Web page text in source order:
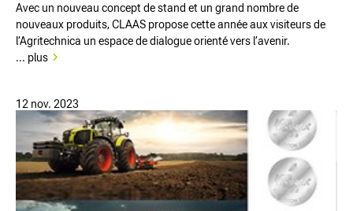
Avec un nouveau concept de stand et un grand nombre de
nouveaux produits, CLAAS propose cette année aux visiteurs de
l’Agritechnica un espace de dialogue orienté vers l’avenir.
... plus
12 nov. 2023